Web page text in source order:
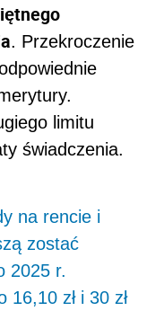
. Przekroczenie
limitu
świadczenia.
na rencie i
zostać
2025 r.
zł i 30 zł